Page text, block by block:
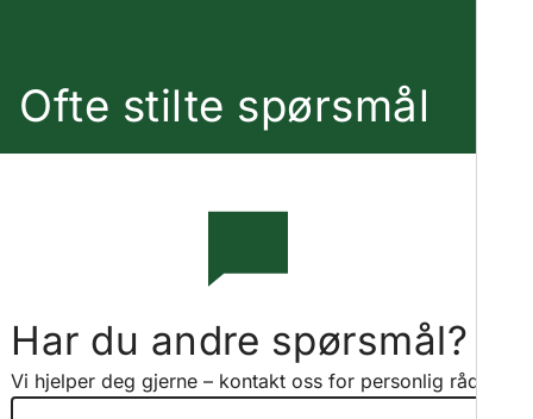
Ofte stilte spørsmål
Har du andre spørsmål?
Vi hjelper deg gjerne – kontakt oss for personlig råd.